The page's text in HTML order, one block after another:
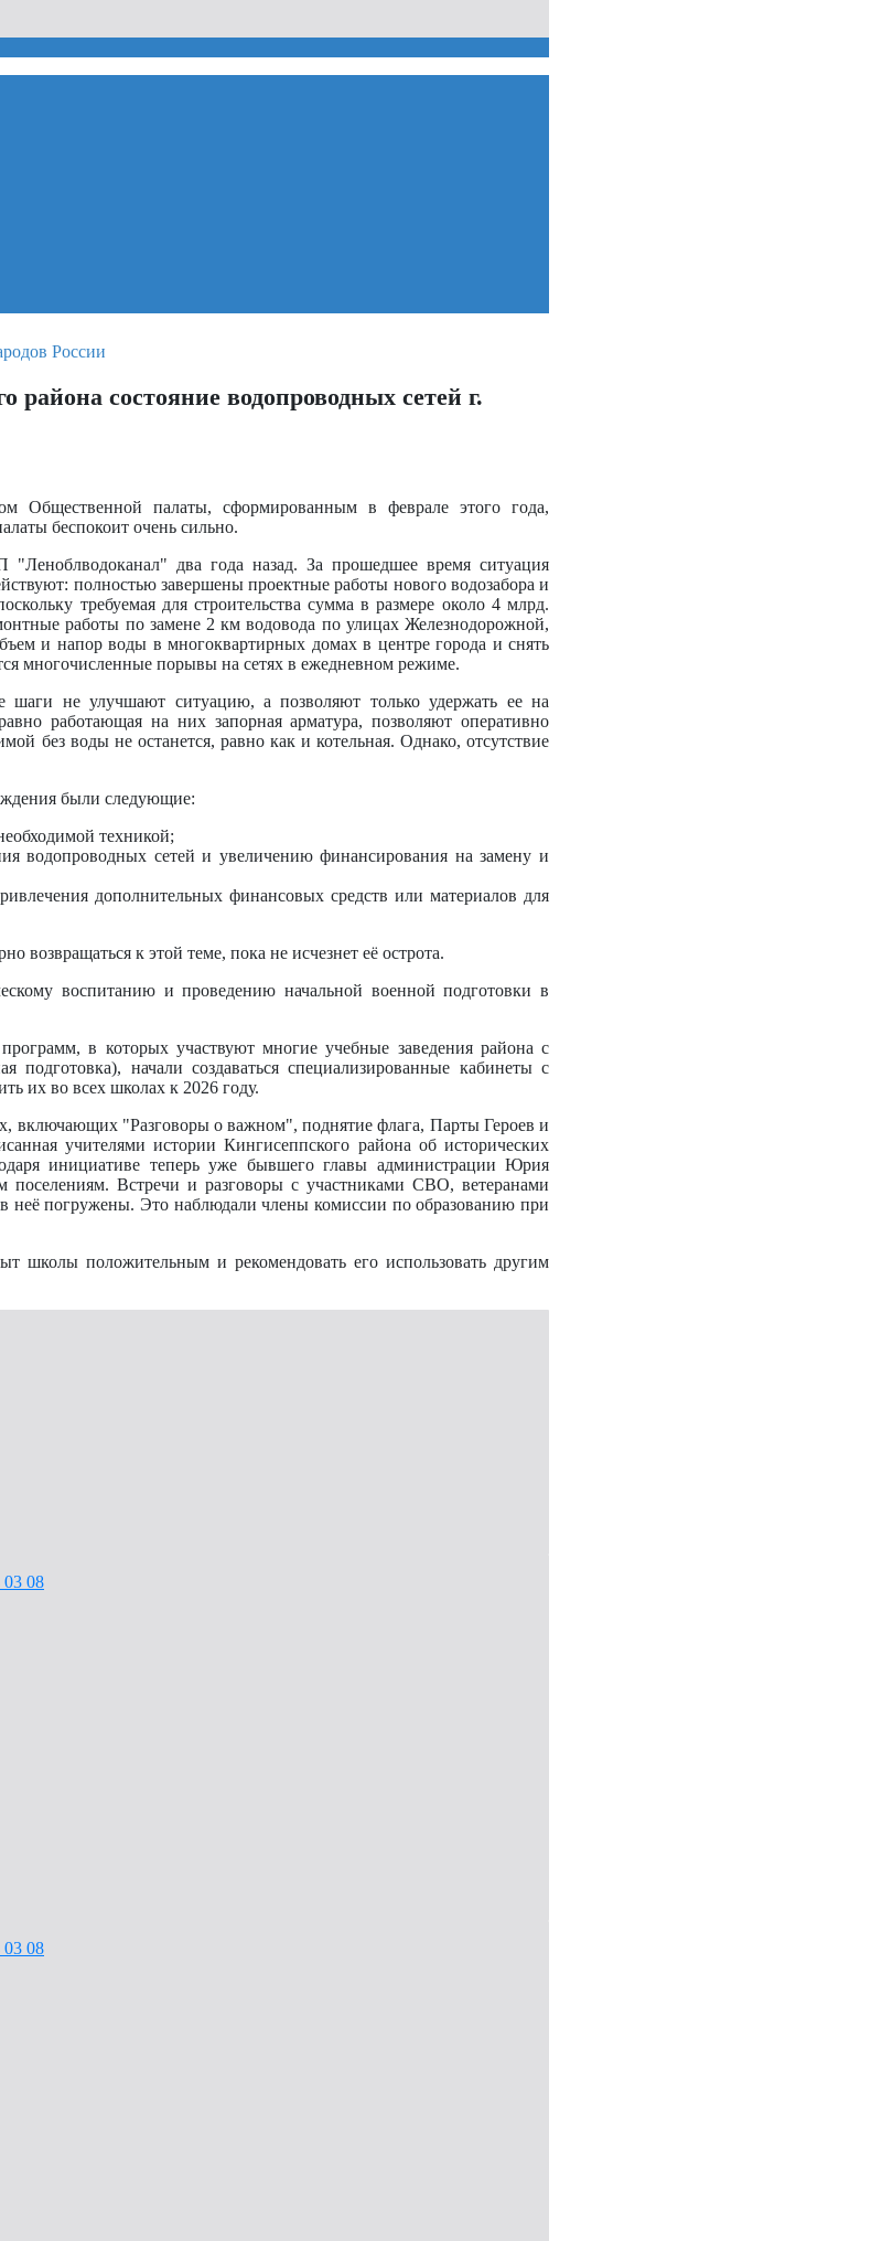
состояние водопроводных сетей г.
Общественной палаты, сформированным в феврале этого года,
беспокоит очень сильно.
два года назад. За прошедшее время ситуация
полностью завершены проектные работы нового водозабора и
требуемая для строительства сумма в размере около 4 млрд.
работы по замене 2 км водовода по улицах Железнодорожной,
и напор воды в многоквартирных домах в центре города и снять
многочисленные порывы на сетях в ежедневном режиме.
шаги не улучшают ситуацию, а позволяют только удержать ее на
работающая на них запорная арматура, позволяют оперативно
без воды не останется, равно как и котельная. Однако, отсутствие
были следующие:
техникой;
водопроводных сетей и увеличению финансирования на замену и
дополнительных финансовых средств или материалов для
возвращаться к этой теме, пока не исчезнет её острота.
воспитанию и проведению начальной военной подготовки в
в которых участвуют многие учебные заведения района с
начали создаваться специализированные кабинеты с
их во всех школах к 2026 году.
включающих "Разговоры о важном", поднятие флага, Парты Героев и
учителями истории Кингисеппского района об исторических
инициативе теперь уже бывшего главы администрации Юрия
поселениям. Встречи и разговоры с участниками СВО, ветеранами
неё погружены. Это наблюдали члены комиссии по образованию при
школы положительным и рекомендовать его использовать другим